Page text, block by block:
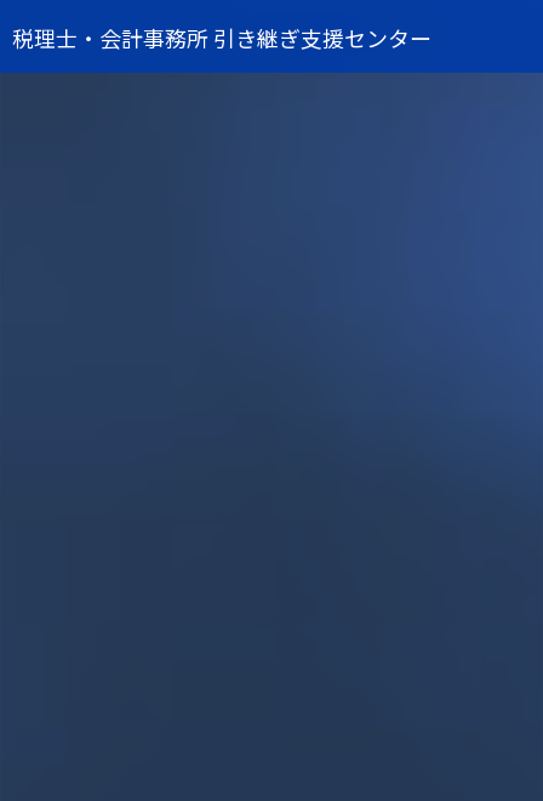
税理士・会計事務所 引き継ぎ支援センター